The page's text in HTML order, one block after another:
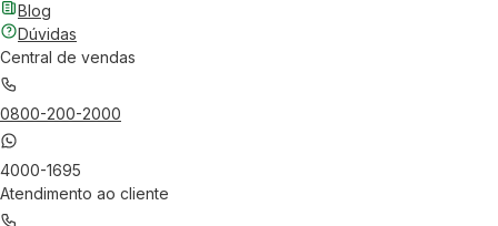
Blog
Dúvidas
Central de vendas
0800-200-2000
4000-1695
Atendimento ao cliente